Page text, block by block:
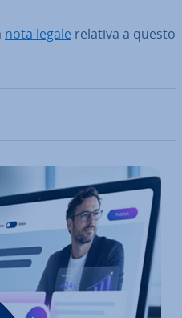
nota legale relativa a questo